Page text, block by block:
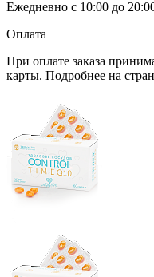
Ежедневно с 10:00 до
Оплата
При оплате заказа
карты. Подробнее на